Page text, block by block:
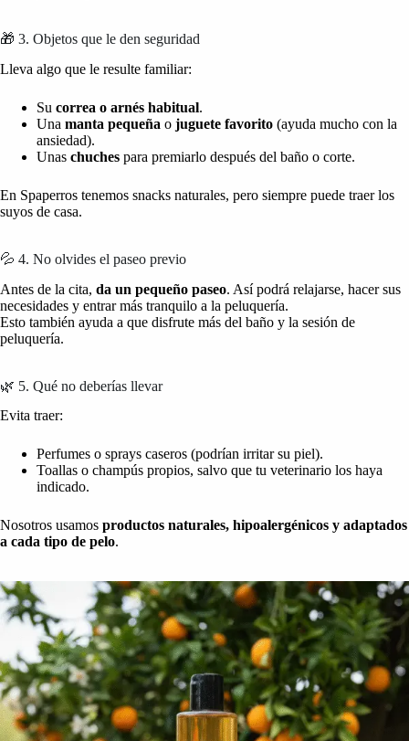
🎁 3. Objetos que le den seguridad
Lleva algo que le resulte familiar:
Su correa o arnés habitual.
Una manta pequeña o juguete favorito (ayuda mucho con la
ansiedad).
Unas chuches para premiarlo después del baño o corte.
En Spaperros tenemos snacks naturales, pero siempre puede traer los
suyos de casa.
💦 4. No olvides el paseo previo
Antes de la cita, da un pequeño paseo. Así podrá relajarse, hacer sus
necesidades y entrar más tranquilo a la peluquería.
Esto también ayuda a que disfrute más del baño y la sesión de
peluquería.
🌿 5. Qué no deberías llevar
Evita traer:
Perfumes o sprays caseros (podrían irritar su piel).
Toallas o champús propios, salvo que tu veterinario los haya
indicado.
Nosotros usamos productos naturales, hipoalergénicos y adaptados
a cada tipo de pelo.